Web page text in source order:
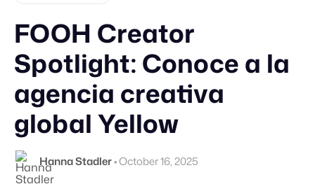
FOOH Creator
Spotlight: Conoce a la
agencia creativa
global Yellow
Hanna Stadler•October 16, 2025